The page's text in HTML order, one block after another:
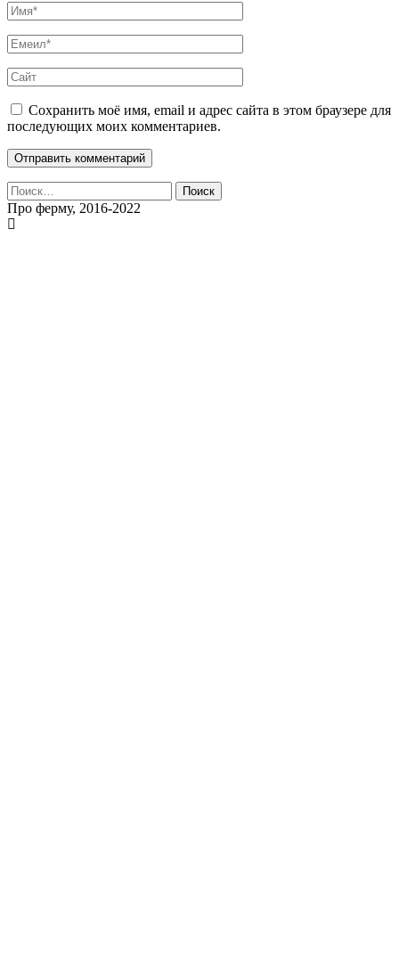
Сохранить моё имя, email и адрес сайта в этом браузере для
последующих моих комментариев.
Найти:
Про ферму, 2016-2022